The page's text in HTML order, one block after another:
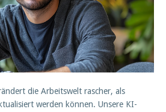
die Arbeitswelt rascher, als
werden können. Unsere KI-